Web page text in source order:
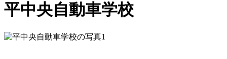
平中央自動車学校